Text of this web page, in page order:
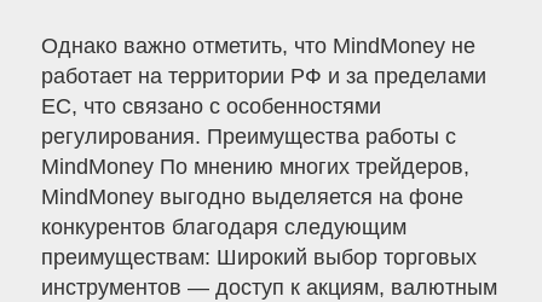
Однако важно отметить, что MindMoney не
работает на территории РФ и за пределами
ЕС, что связано с особенностями
регулирования. Преимущества работы с
MindMoney По мнению многих трейдеров,
MindMoney выгодно выделяется на фоне
конкурентов благодаря следующим
преимуществам: Широкий выбор торговых
инструментов — доступ к акциям, валютным